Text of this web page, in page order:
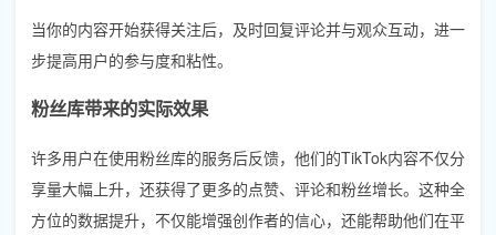
当你的内容开始获得关注后，及时回复评论并与观众互动，进一
步提高用户的参与度和粘性。
粉丝库带来的实际效果
许多用户在使用粉丝库的服务后反馈，他们的TikTok内容不仅分
享量大幅上升，还获得了更多的点赞、评论和粉丝增长。这种全
方位的数据提升，不仅能增强创作者的信心，还能帮助他们在平